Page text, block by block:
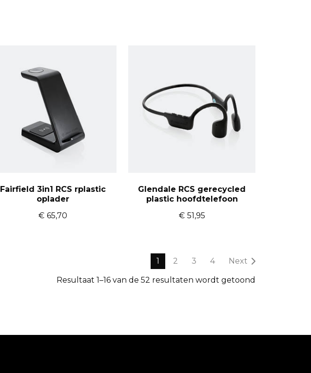
Fairfield 3in1 RCS rplastic
oplader
€ 65,70
Glendale RCS gerecycled
plastic hoofdtelefoon
€ 51,95
1 2 3 4 Next
Resultaat 1–16 van de 52 resultaten wordt getoond